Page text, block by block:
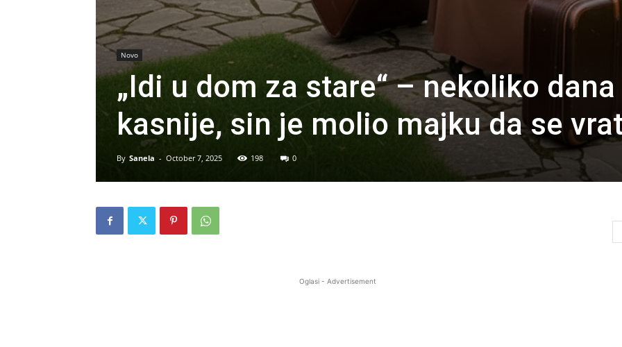
Novo
„Idi u dom za stare“ – nekoliko dana
kasnije, sin je molio majku da se
By Sanela - October 7, 2025 198 0
Oglasi - Advertisement